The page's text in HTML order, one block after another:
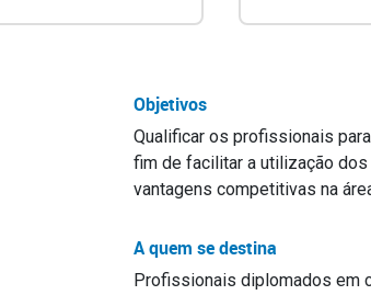
Objetivos
Qualificar os profissionais
fim de facilitar a utilização
vantagens competitivas na
A quem se destina
Profissionais diplomados em